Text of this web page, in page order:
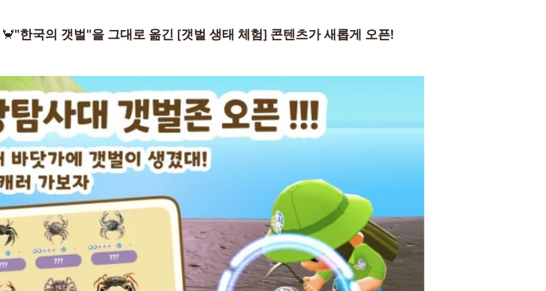
🦀"한국의 갯벌"을 그대로 옮긴 [갯벌 생태 체험] 콘텐츠가 새롭게 오픈!